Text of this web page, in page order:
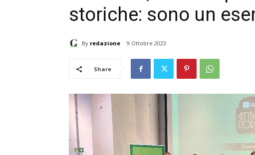
storiche: sono un
By redazione 9 Ottobre 2023
Share